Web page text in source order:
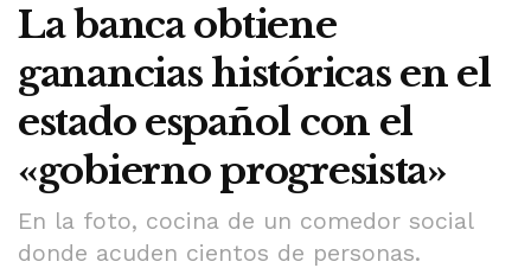
La banca obtiene
ganancias históricas en el
estado español con el
«gobierno progresista»
En la foto, cocina de un comedor social
donde acuden cientos de personas.